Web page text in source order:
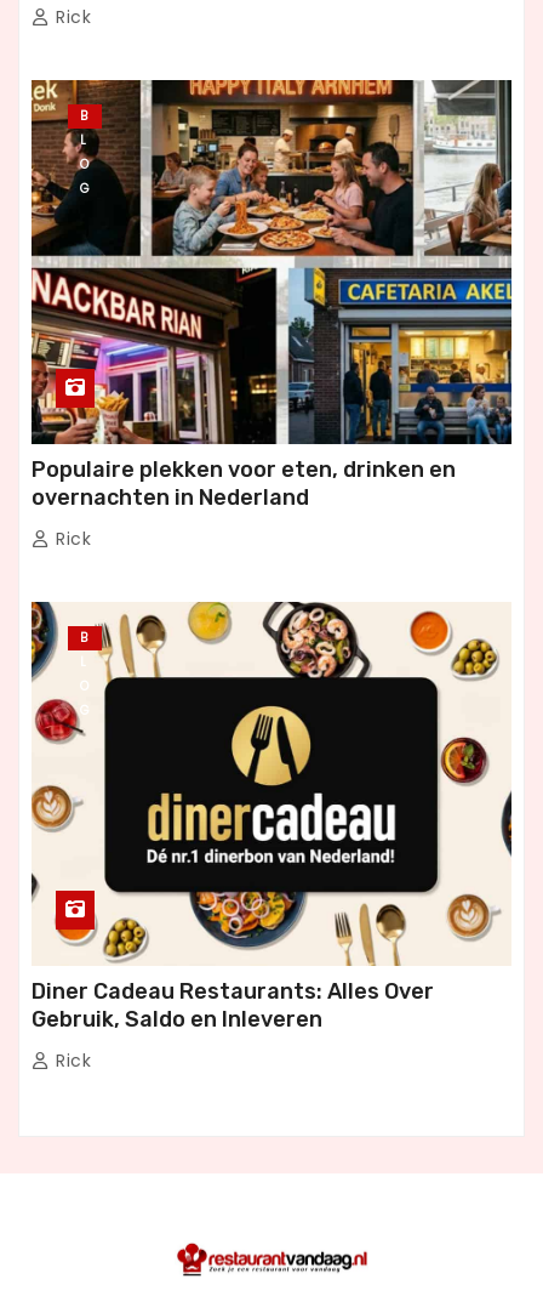
Rick
B
L
O
G
Populaire plekken voor eten, drinken en
overnachten in Nederland
Rick
B
L
O
G
Diner Cadeau Restaurants: Alles Over
Gebruik, Saldo en Inleveren
Rick